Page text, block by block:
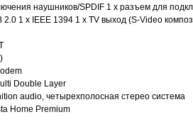
наушников/SPDIF 1 x разъем для
2.0 1 x IEEE 1394 1 x TV выход (S-Video
Double Layer
audio, четырехполосная стерео система
Home Premium